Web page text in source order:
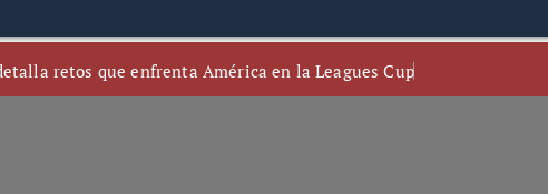
retos que enfrenta América en la Leagues Cup